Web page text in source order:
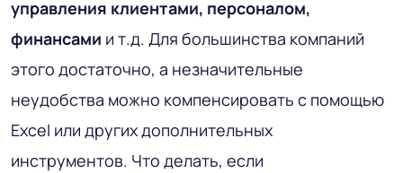
управления клиентами, персоналом,
финансами и т.д. Для большинства компаний
этого достаточно, а незначительные
неудобства можно компенсировать с помощью
Excel или других дополнительных
инструментов. Что делать, если